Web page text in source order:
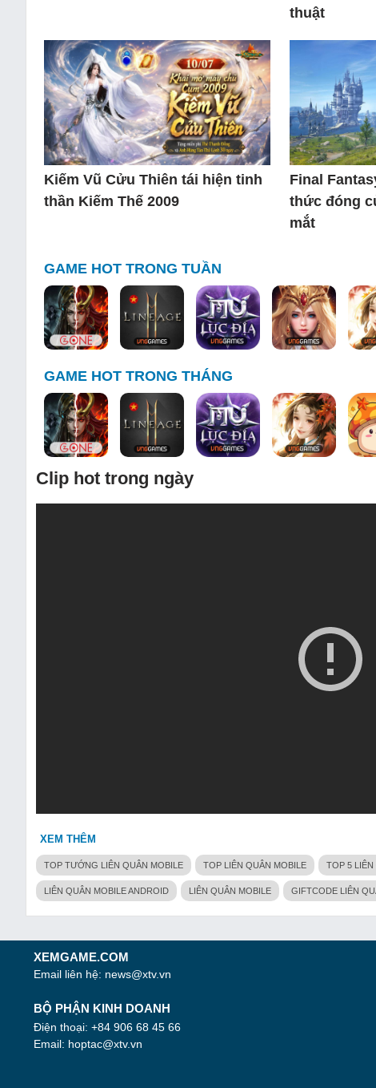
thuật
Kiếm Vũ Cửu Thiên tái hiện tinh
thần Kiếm Thế 2009
Final
thức đóng
mắt
GAME HOT TRONG TUẦN
GAME HOT TRONG THÁNG
Clip hot trong ngày
XEM THÊM
TOP TƯỚNG LIÊN QUÂN MOBILE TOP LIÊN QUÂN MOBILE TOP 5 LIÊN
LIÊN QUÂN MOBILE ANDROID LIÊN QUÂN MOBILE GIFTCODE LIÊN
XEMGAME.COM
Email liên hệ: news@xtv.vn
BỘ PHẬN KINH DOANH
Điện thoại: +84 906 68 45 66
Email: hoptac@xtv.vn